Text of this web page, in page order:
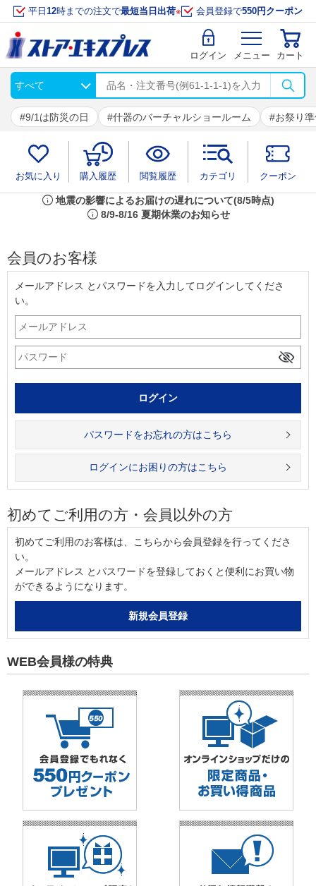
平日 12時までの注文で最短当日出荷※ 会員登録で550円クーポン
ログイン メニュー カート
9/1は防災の日 什器のバーチャルショールーム お祭り
お気に入り 購入履歴 閲覧履歴 カテゴリ クーポン
info 地震の影響によるお届けの遅れについて(8/5時点)
info 8/9-8/16 夏期休業のお知らせ
会員のお客様
メールアドレス とパスワードを入力してログインしてくださ
い。
パスワードをお忘れの方はこちら
ログインにお困りの方はこちら
初めてご利用の方・会員以外の方
初めてご利用のお客様は、こちらから会員登録を行ってくださ
い。
メールアドレス とパスワードを登録しておくと便利にお買い物
ができるようになります。
WEB会員様の特典